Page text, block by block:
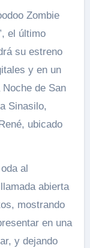
Zombie
el último
su estreno
y en un
de San
Sinasilo,
ubicado
al
abierta
mostrando
en una
y dejando